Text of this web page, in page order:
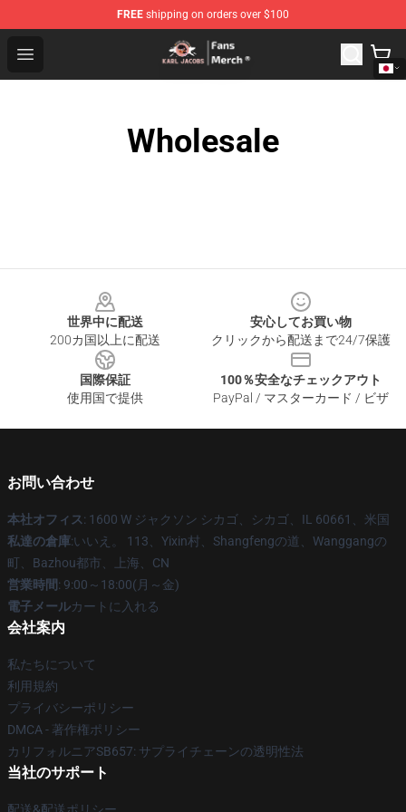
FREE shipping on orders over $100
Open menu
Karl Jacobs Store - Official Karl Jacobs Merchandise
Wholesale
世界中に配送
200カ国以上に配送
安心してお買い物
クリックから配送まで24/7保護
国際保証
使用国で提供
100％安全なチェックアウト
PayPal / マスターカード / ビザ
お問い合わせ
本社オフィス: 1600 W ジャクソン シカゴ、シカゴ、IL 60661、米国
私達の倉庫:いいえ。 113、Yixin村、Shangfengの道、Wanggangの
町、Bazhou都市、上海、CN
営業時間: 9:00～18:00(月～金)
電子メールカートに入れる
会社案内
私たちについて
利用規約
プライバシーポリシー
DMCA - 著作権ポリシー
カリフォルニアSB657: サプライチェーンの透明性法
当社のサポート